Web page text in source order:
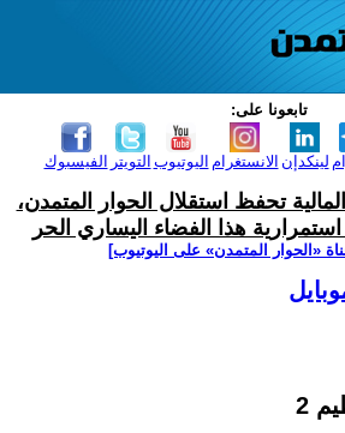
تابعونا على:
الفيسبوك التويتر اليوتيوب الانستغرام لينكدإن
تحفظ استقلال الحوار المتمدن،
هذا الفضاء اليساري الحر
‫«الحوار المتمدن» على اليوتيوب]
2